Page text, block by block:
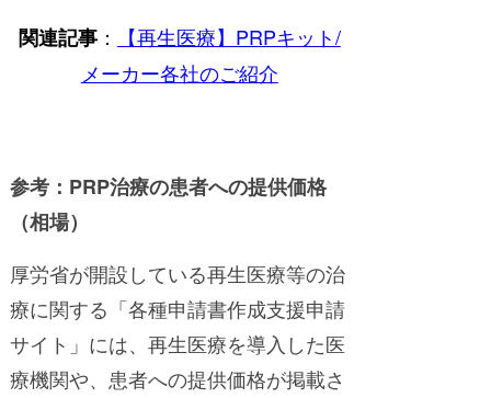
関連記事：
【再生医療】PRPキット/
メーカー各社のご紹介
参考：PRP治療の患者への提供価格
（相場）
厚労省が開設している再生医療等の治
療に関する「各種申請書作成支援申請
サイト」には、再生医療を導入した医
療機関や、患者への提供価格が掲載さ